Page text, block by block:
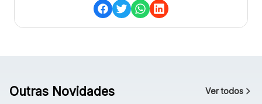
Outras Novidades Ver todos